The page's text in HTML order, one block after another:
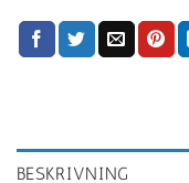
BESKRIVNING